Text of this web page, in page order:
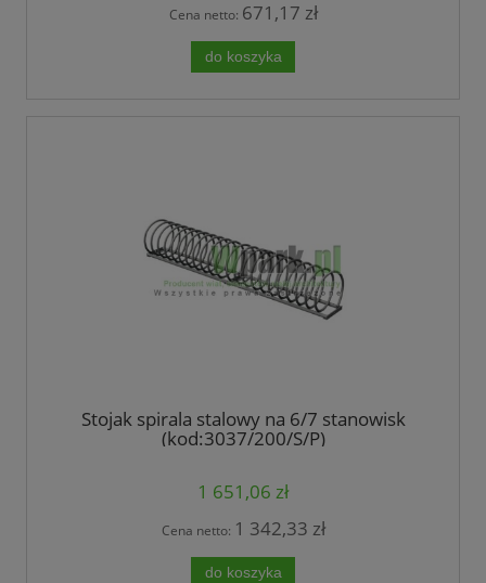
Cena netto: 671,17 zł
do koszyka
Stojak spirala stalowy na 6/7 stanowisk
(kod:3037/200/S/P)
1 651,06 zł
Cena netto: 1 342,33 zł
do koszyka